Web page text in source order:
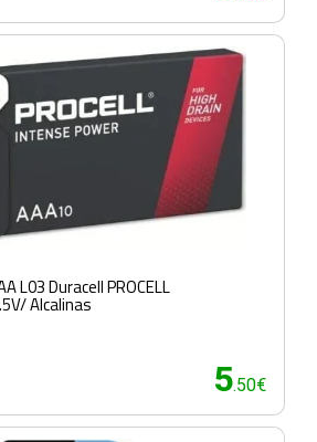
L03 Duracell PROCELL
Alcalinas
5.50€